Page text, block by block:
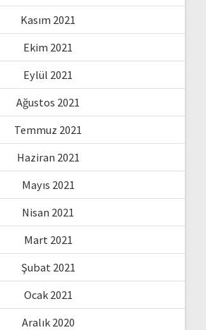
Kasım 2021
Ekim 2021
Eylül 2021
Ağustos 2021
Temmuz 2021
Haziran 2021
Mayıs 2021
Nisan 2021
Mart 2021
Şubat 2021
Ocak 2021
Aralık 2020